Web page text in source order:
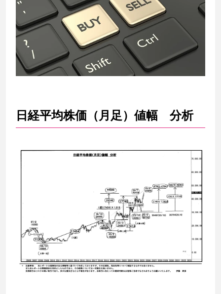
日経平均株価（月足）値幅 分析